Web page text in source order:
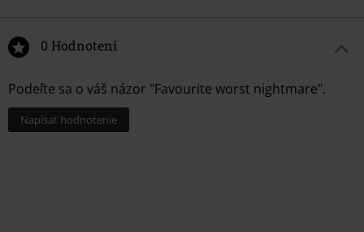
0 Hodnotení
Podeľte sa o váš názor "Favourite worst nightmare".
Napísať hodnotenie